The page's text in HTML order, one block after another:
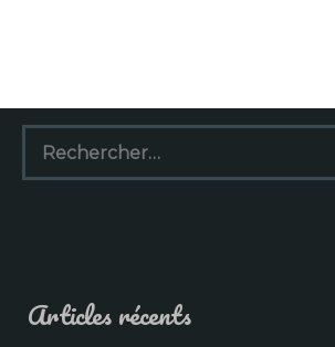
Rechercher :
Articles récents